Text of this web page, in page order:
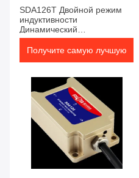
SDA126T Двойной режим
индуктивности
Динамический
наклонометрMEMS Сенсор
уровня AGV Автомобиль
Получите самую лучшую
цену